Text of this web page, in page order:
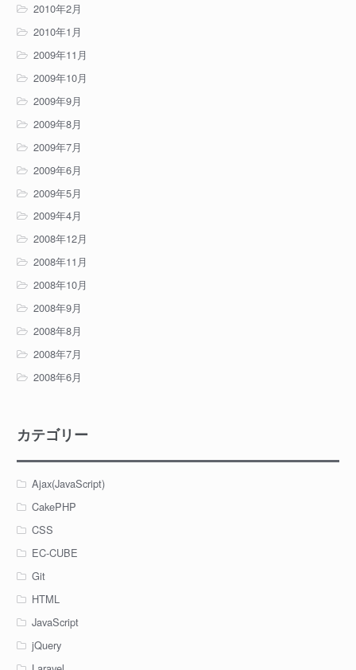
2010年2月
2010年1月
2009年11月
2009年10月
2009年9月
2009年8月
2009年7月
2009年6月
2009年5月
2009年4月
2008年12月
2008年11月
2008年10月
2008年9月
2008年8月
2008年7月
2008年6月
カテゴリー
Ajax(JavaScript)
CakePHP
CSS
EC-CUBE
Git
HTML
JavaScript
jQuery